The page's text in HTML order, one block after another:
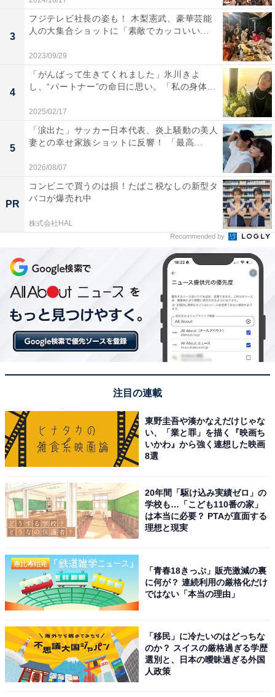
3
フジテレビ社長の姿も！ 木梨憲武、豪華芸能
人の大集合ショットに「素敵でカッコいい...
2023/09/29
4
「がんばって生きてくれました」氷川きよ
し、“パートナー”の命日に思い。「私の身体...
2025/02/17
5
「涙出た」サッカー日本代表、炎上騒動の美人
妻との幸せ家族ショットに反響！ 「最高...
2026/08/07
PR
コンビニで買うのは損！たばこ税なしの新型タ
バコが爆売れ中
株式会社HAL
Recommended by
注目の連載
東野圭吾や湊かなえだけじゃな
い、「業と罪」を描く『映画ち
いかわ』から強く連想した映画
8選
20年間「駆け込み実績ゼロ」の
学校も…「こども110番の家」
は本当に必要？ PTAが直面する
理想と現実
「青春18きっぷ」販売激減の裏
に何が？ 連続利用の厳格化だけ
ではない「本当の理由」
「移民」に冷たいのはどっちな
のか？ スイスの厳格過ぎる学歴
選別と、日本の曖昧過ぎる外国
人政策